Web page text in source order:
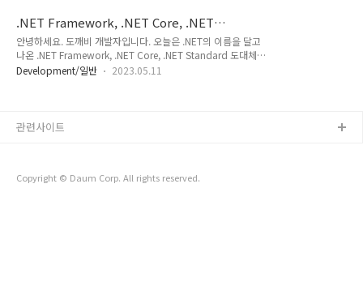
할 수 있음. 서비스 범위가 넓어 소규모 조직에서는 파악과 ..
완한 통신 방식입니다. CAN 통신은 자동차, 공장 자동화 등 다양
한 산업 분야에서 실시간성이 중요한 네트워크 통신을 위해 널리
사용되는 표준입니다. 그러나 기존의 CAN 통신은 최대 1Mbps
의 데이터 전송 속도 제한과 8바이트의 데이터 프레임 크기 제한
.NET Framework, .NET Core, .NET
Standard 뭐가 다를까?
안녕하세요. 도깨비 개발자입니다. 오늘은 .NET의 이름을 달고
나온 .NET Framework, .NET Core, .NET Standard 도대체
이것들이 무엇이고 어떤 차이가 있는 지 알아보도록 하겠습니다.
개발에 초점을 맞추고 있었으며, 다양한 언어와 라이브러리를 사
니다. .NET Core 2016년에 처음 발표된 .N..
Development/일반 2023.05.11
Copyright © Daum Corp. All rights reserved.
관련사이트